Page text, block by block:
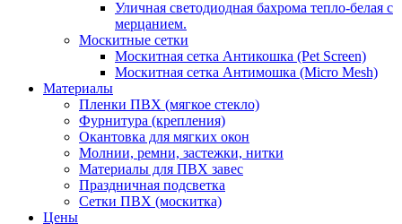
Уличная светодиодная бахрома тепло-белая с
мерцанием.
Москитные сетки
Москитная сетка Антикошка (Pet Screen)
Москитная сетка Антимошка (Micro Mesh)
Материалы
Пленки ПВХ (мягкое стекло)
Фурнитура (крепления)
Окантовка для мягких окон
Молнии, ремни, застежки, нитки
Материалы для ПВХ завес
Праздничная подсветка
Сетки ПВХ (москитка)
Цены